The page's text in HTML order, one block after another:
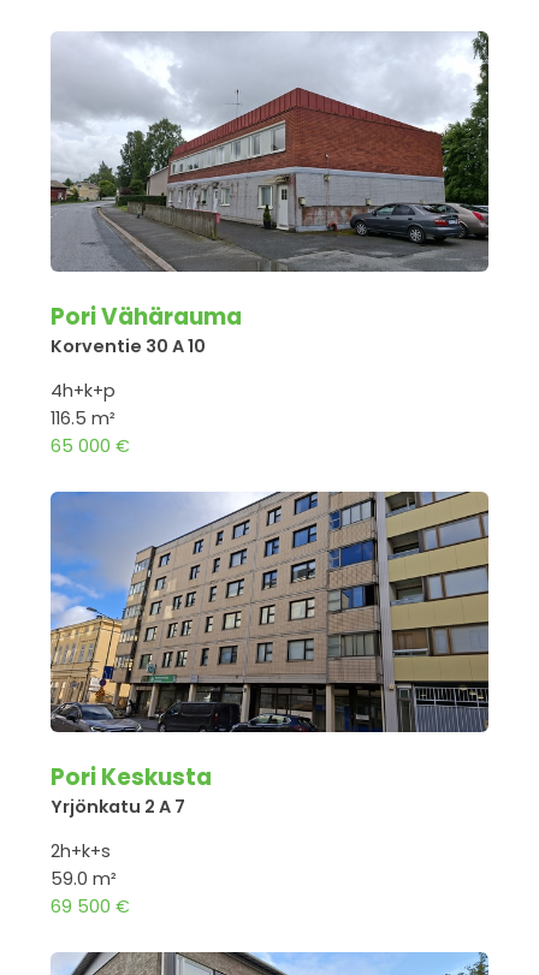
Pori Vähärauma
Korventie 30 A 10
4h+k+p
116.5 m²
65 000 €
Pori Keskusta
Yrjönkatu 2 A 7
2h+k+s
59.0 m²
69 500 €